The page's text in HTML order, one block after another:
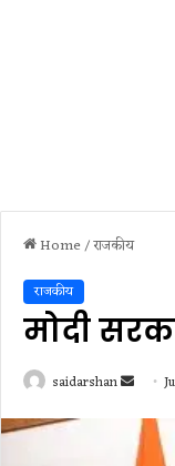
Home/राजकीय
राजकीय
मोदी
saidarshan
Send
email